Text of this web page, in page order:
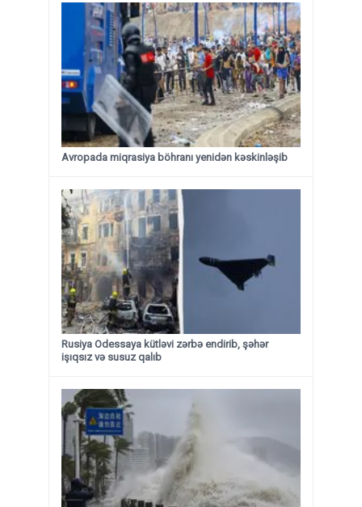
Avropada miqrasiya böhranı yenidən kəskinləşib
Rusiya Odessaya kütləvi zərbə endirib, şəhər
işıqsız və susuz qalıb